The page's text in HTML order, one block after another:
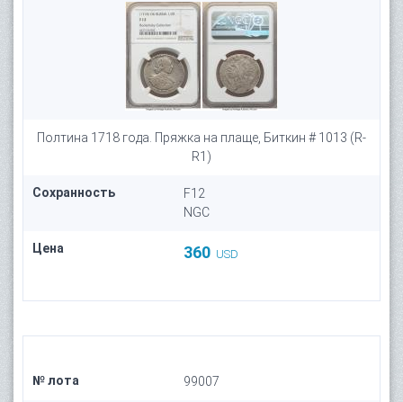
Полтина 1718 года. Пряжка на плаще, Биткин # 1013 (R-
R1)
Сохранность
F12
NGC
Цена 360 USD
№ лота 99007